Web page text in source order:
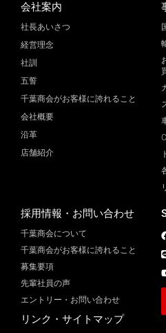
会社案内
社長あいさつ
経営理念
社訓
五誓
千葉商会がお客様に誇れること
会社概要
沿革
店舗紹介
採用情報・お問い合わせ
千葉商会について
千葉商会がお客様に誇れること​
募集要項
先輩社員の声
エントリー・お問い合わせ
リンク・サイトマップ